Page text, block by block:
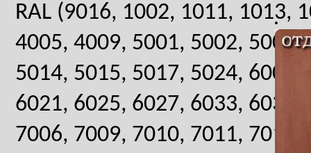
RAL (9016, 1002, 1011, 1013,
4005, 4009, 5001, 5002,
5014, 5015, 5017, 5024,
6021, 6025, 6027, 6033,
7006, 7009, 7010, 7011,